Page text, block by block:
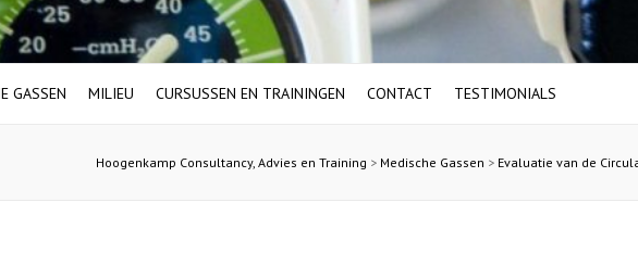
GASSEN MILIEU CURSUSSEN EN TRAININGEN CONTACT TESTIMONIALS
Hoogenkamp Consultancy, Advies en Training > Medische Gassen > Evaluatie van de